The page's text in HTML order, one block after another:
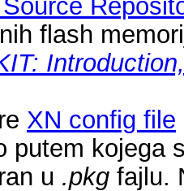
flash
XN config file
putem kojega
u .pkg fajlu.